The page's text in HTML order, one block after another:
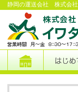
静岡の運送会社 株式会社